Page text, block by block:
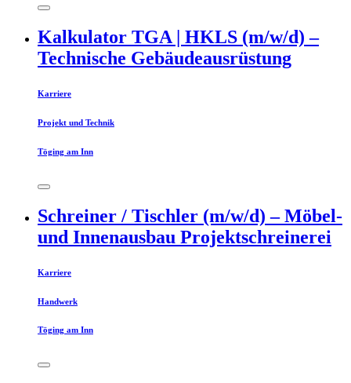
Kalkulator TGA | HKLS (m/w/d) –
Technische Gebäudeausrüstung
Karriere
Projekt und Technik
Töging am Inn
Schreiner / Tischler (m/w/d) – Möbel-
und Innenausbau Projektschreinerei
Karriere
Handwerk
Töging am Inn